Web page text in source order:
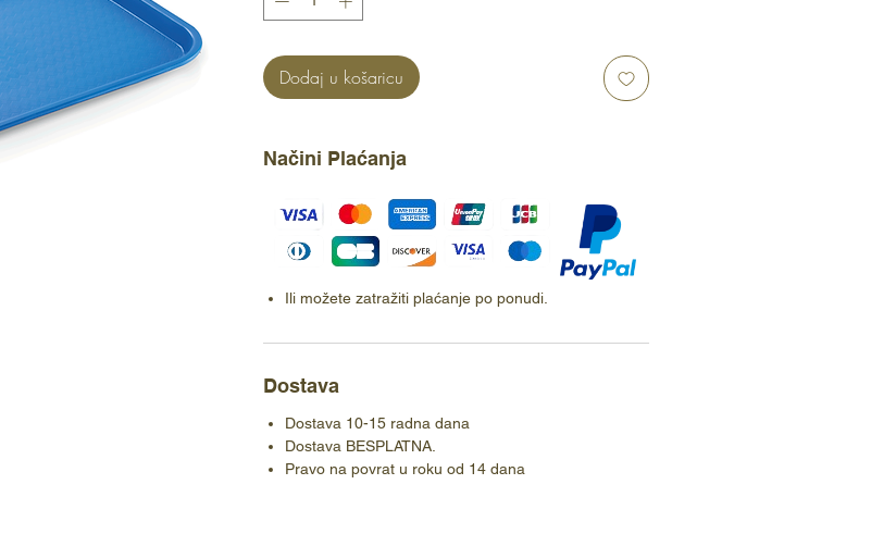
Dodaj u košaricu
Načini Plaćanja
Ili možete zatražiti plaćanje po ponudi.
Dostava
Dostava 10-15 radna dana
Dostava BESPLATNA.
Pravo na povrat u roku od 14 dana